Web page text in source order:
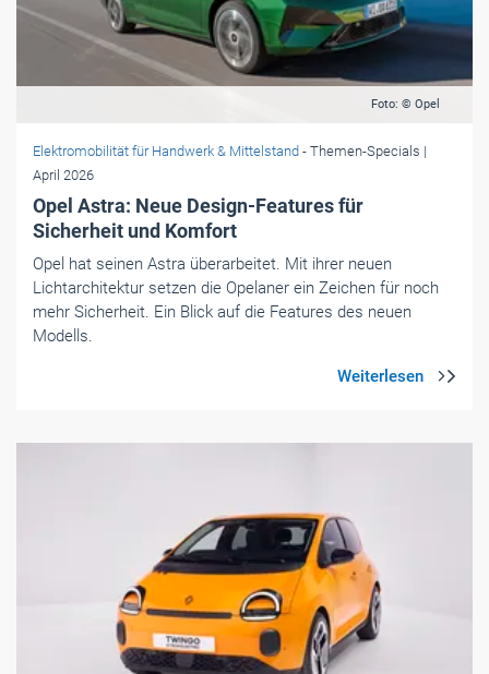
Foto: © Opel
Elektromobilität für Handwerk & Mittelstand - Themen-Specials |
April 2026
Opel Astra: Neue Design-Features für
Sicherheit und Komfort
Opel hat seinen Astra überarbeitet. Mit ihrer neuen
Lichtarchitektur setzen die Opelaner ein Zeichen für noch
mehr Sicherheit. Ein Blick auf die Features des neuen
Modells.